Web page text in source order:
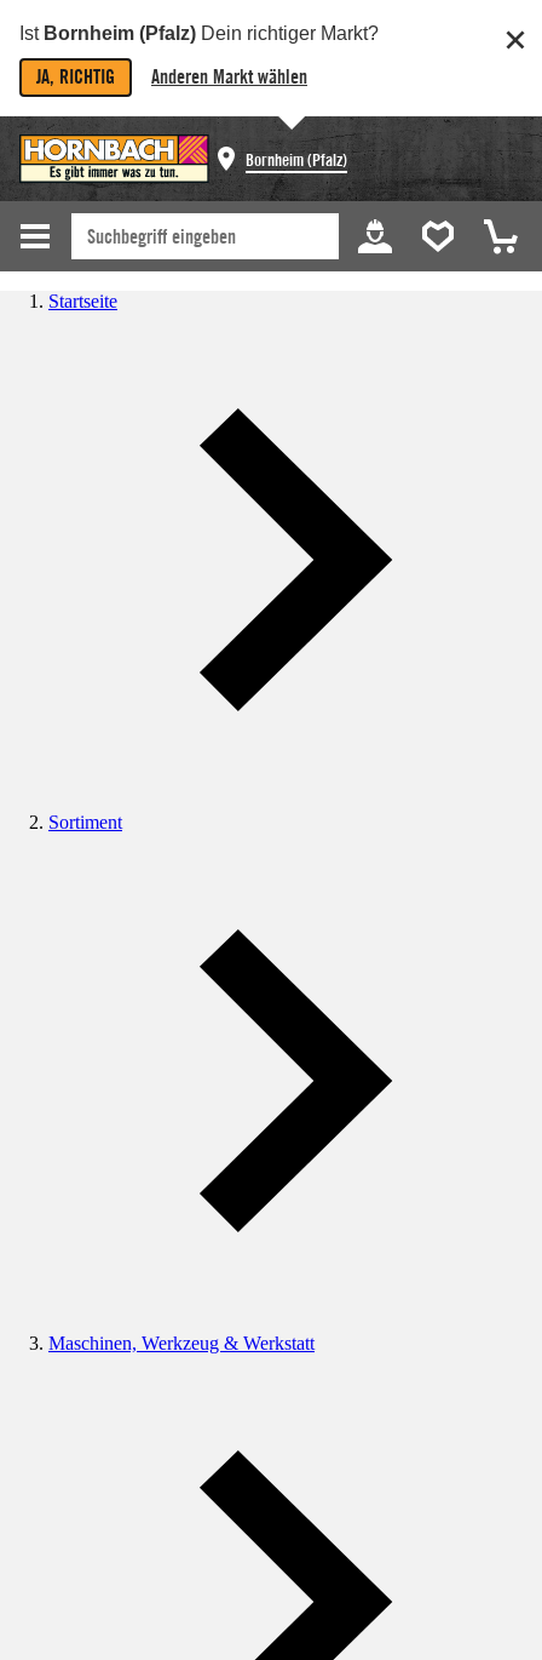
Ist Bornheim (Pfalz) Dein richtiger Markt?
JA, RICHTIG Anderen Markt wählen
Bornheim (Pfalz)
Startseite
Sortiment
Maschinen, Werkzeug & Werkstatt